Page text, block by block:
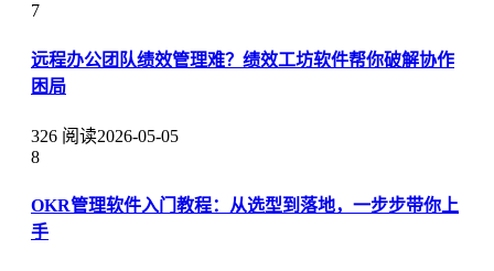
7
远程办公团队绩效管理难？绩效工坊软件帮你破解协作
困局
326 阅读2026-05-05
8
OKR管理软件入门教程：从选型到落地，一步步带你上
手